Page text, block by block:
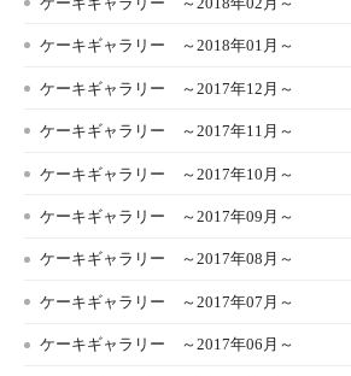
ケーキギャラリー ～2018年01月～
ケーキギャラリー ～2017年12月～
ケーキギャラリー ～2017年11月～
ケーキギャラリー ～2017年10月～
ケーキギャラリー ～2017年09月～
ケーキギャラリー ～2017年08月～
ケーキギャラリー ～2017年07月～
ケーキギャラリー ～2017年06月～